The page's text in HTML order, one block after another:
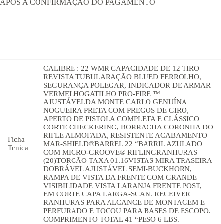
APOS A CONFIRMAÇÃO DO PAGAMENTO
Ficha
Tcnica
CALIBRE : 22 WMR CAPACIDADE DE 12 TIRO
REVISTA TUBULARAÇÃO BLUED FERROLHO,
SEGURANÇA POLEGAR, INDICADOR DE ARMAR
VERMELHOGATILHO PRO-FIRE ™
AJUSTÁVELDA MONTE CARLO GENUÍNA
NOGUEIRA PRETA COM PREGOS DE GIRO,
APERTO DE PISTOLA COMPLETA E CLÁSSICO
CORTE CHECKERING, BORRACHA CORONHA DO
RIFLE ALMOFADA, RESISTENTE ACABAMENTO
MAR-SHIELD®BARREL 22 “BARRIL AZULADO
COM MICRO-GROOVE® RIFLINGRANHURAS
(20)TORÇÃO TAXA 01:16VISTAS MIRA TRASEIRA
DOBRÁVEL AJUSTÁVEL SEMI-BUCKHORN,
RAMPA DE VISTA DA FRENTE COM GRANDE
VISIBILIDADE VISTA LARANJA FRENTE POST,
EM CORTE CAPA LARGA-SCAN. RECEIVER
RANHURAS PARA ALCANCE DE MONTAGEM E
PERFURADO E TOCOU PARA BASES DE ESCOPO.
COMPRIMENTO TOTAL 41 “PESO 6 LBS.